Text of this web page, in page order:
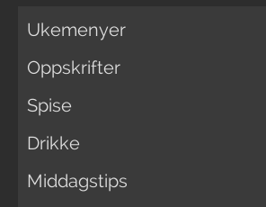
Ukemenyer
Oppskrifter
Spise
Drikke
Middagstips